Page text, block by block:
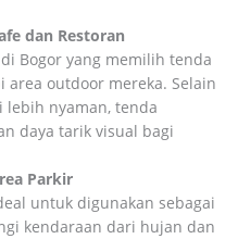
dan Restoran
Bogor yang memilih tenda
outdoor mereka. Selain
lebih nyaman, tenda
daya tarik visual bagi
Parkir
untuk digunakan sebagai
kendaraan dari hujan dan